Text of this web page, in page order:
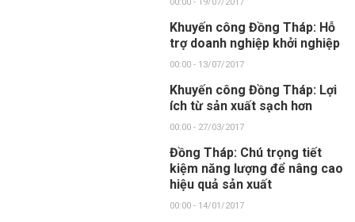
Khuyến công Đồng Tháp: Hỗ
trợ doanh nghiệp khởi nghiệp
00:00 - 13/07/2017
Khuyến công Đồng Tháp: Lợi
ích từ sản xuất sạch hơn
00:00 - 27/03/2017
Đồng Tháp: Chú trọng tiết
kiệm năng lượng để nâng cao
hiệu quả sản xuất
00:00 - 14/01/2017